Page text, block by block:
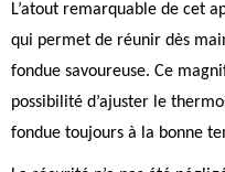
L’atout remarquable de cet
qui permet de réunir dès
fondue savoureuse. Ce
possibilité d’ajuster le
fondue toujours à la bonne